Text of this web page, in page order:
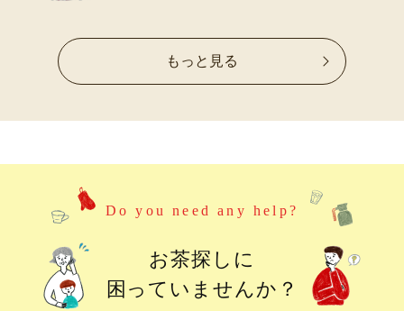
もっと見る
Do you need any help?
お茶探しに
困っていませんか？